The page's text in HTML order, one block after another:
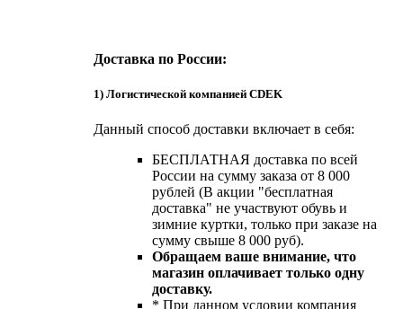
Доставка по России:
1) Логистической компанией CDEK
Данный способ доставки включает в себя:
БЕСПЛАТНАЯ доставка по всей
России на сумму заказа от 8 000
рублей (В акции "бесплатная
доставка" не участвуют обувь и
зимние куртки, только при заказе на
сумму свыше 8 000 руб).
Обращаем ваше внимание, что
магазин оплачивает только одну
доставку.
* При данном условии компания